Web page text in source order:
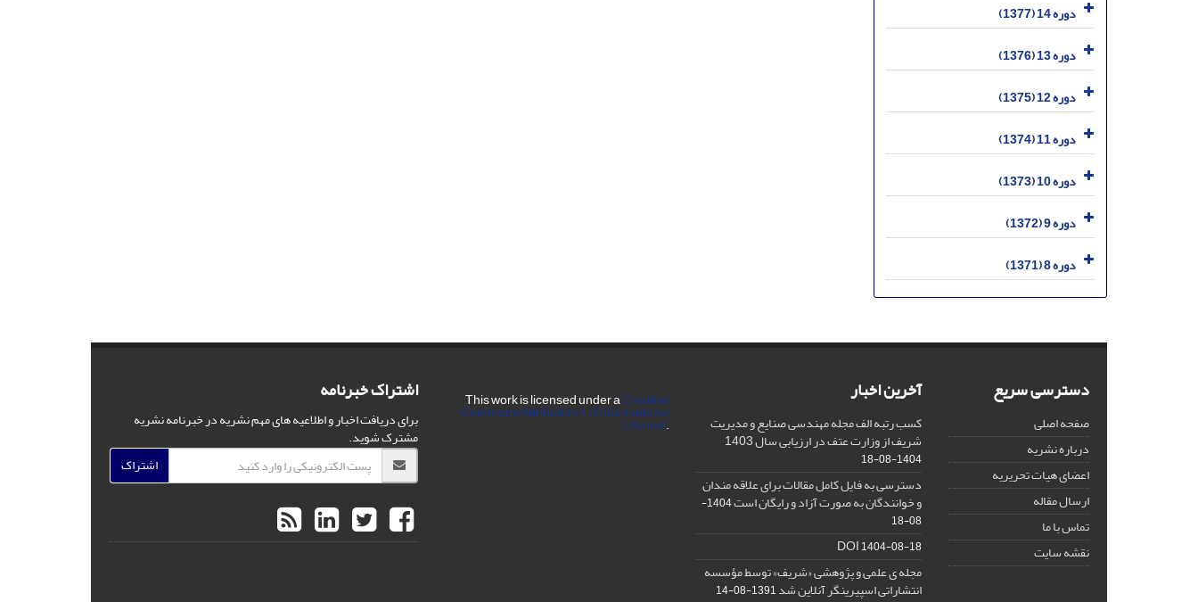
دوره 14 (1377)
دوره 13 (1376)
دوره 12 (1375)
دوره 11 (1374)
دوره 10 (1373)
دوره 9 (1372)
دوره 8 (1371)
دسترسی سریع
صفحه اصلی
درباره نشریه
اعضای هیات تحریریه
ارسال مقاله
تماس با ما
نقشه سایت
آخرین اخبار
کسب رتبه الف مجله مهندسی صنایع و مدیریت
شریف از وزارت عتف در ارزیابی سال 1403
1404-08-18
دسترسی به فایل کامل مقالات برای علاقه مندان
و خوانندگان به صورت آزاد و رایگان است
1404-
08-18
DOI1404-08-18
مجله ی علمی و پژوهشی «شریف» توسط مؤسسه
انتشاراتی اسپیرینگر آنلاین شد1391-08-14
This work is licensed under aCreative
Commons Attribution 4.0 International
License.
اشتراک خبرنامه
برای دریافت اخبار و اطلاعیه های مهم نشریه در خبرنامه نشریه
مشترک شوید.
اشتراک